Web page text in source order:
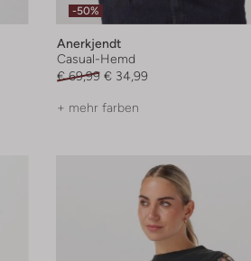
-50%
Anerkjendt
Casual-Hemd
€ 69,99 € 34,99
+ mehr farben